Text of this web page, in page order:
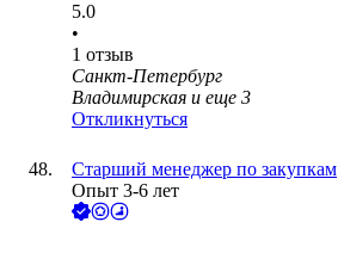
5.0
•
1 отзыв
Санкт-Петербург
Владимирская и еще 3
Откликнуться
Старший менеджер по закупкам
Опыт 3-6 лет